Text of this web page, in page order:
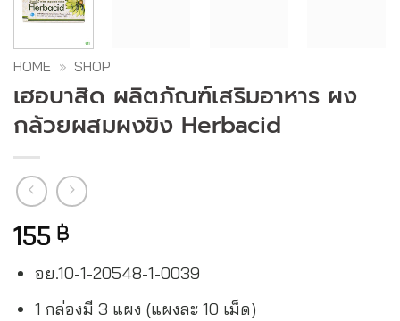
HOME » SHOP
เฮอบาสิด ผลิตภัณฑ์เสริมอาหาร ผง
กล้วยผสมผงขิง Herbacid
155 ฿
อย.10-1-20548-1-0039
1 กล่องมี 3 แผง (แผงละ 10 เม็ด)